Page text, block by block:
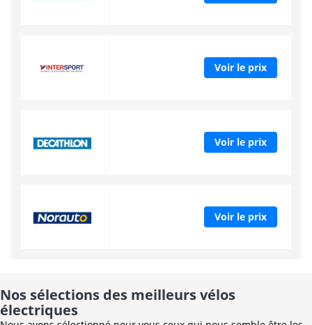
Voir le prix
Voir le prix
Voir le prix
Nos sélections des meilleurs vélos
électriques